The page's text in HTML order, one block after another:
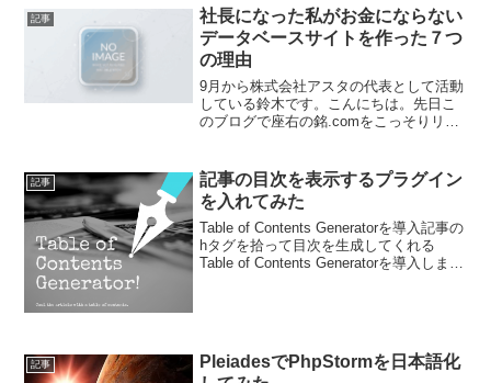
りません。ごめんなさい。やりたいこと
変更操作する一覧形...
記事
社長になった私がお金にならない
データベースサイトを作った７つ
の理由
9月から株式会社アスタの代表として活動
している鈴木です。こんにちは。先日こ
のブログで座右の銘.comをこっそりリリ
ータベースサイト作りでした。「座右の
銘* ((Goog...
記事
記事の目次を表示するプラグイン
を入れてみた
Table of Contents Generatorを導入記事の
hタグを拾って目次を生成してくれる
Table of Contents Generatorを導入しまし
記事
PleiadesでPhpStormを日本語化